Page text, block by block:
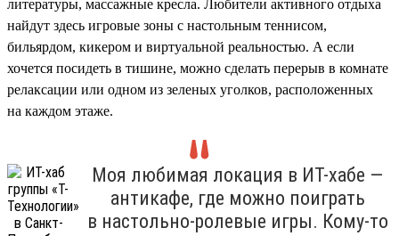
литературы, массажные кресла. Любители активного отдыха
найдут здесь игровые зоны с настольным теннисом,
бильярдом, кикером и виртуальной реальностью. А если
хочется посидеть в тишине, можно сделать перерыв в комнате
релаксации или одном из зеленых уголков, расположенных
на каждом этаже.
Моя любимая локация в ИТ-хабе —
антикафе, где можно поиграть
в настольно-ролевые игры. Кому-то